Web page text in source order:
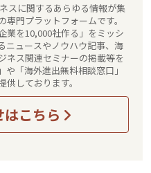
スに関するあらゆる情報が集
門プラットフォームです。
業を10,000社作る」をミッシ
ニュースやノウハウ記事、海
ネス関連セミナーの掲載等を
「海外進出無料相談窓口」
しております。
こちら